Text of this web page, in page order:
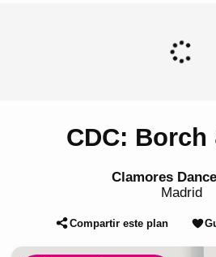
CDC: Borch
Clamores
Madrid
Compartir este plan